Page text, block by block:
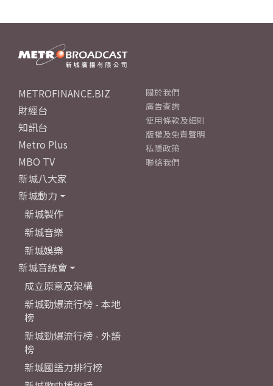
METROFINANCE.BIZ
財經台
知訊台
Metro Plus
MBO TV
新城八大家
新城動力
新城製作
新城音樂
新城娛樂
新城音統會
成立原意及架構
新城勁爆流行榜 - 本地
榜
新城勁爆流行榜 - 外語
榜
新城國語力排行榜
關於我們
廣告查詢
使用條款及細則
版權及免責聲明
私隱政策
聯絡我們